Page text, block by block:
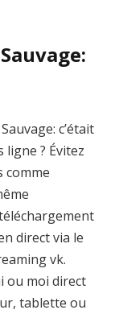
c’était
? Évitez
comme
direct via le
vk.
ou moi direct
tablette ou